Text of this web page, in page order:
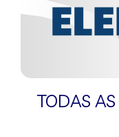
TODAS